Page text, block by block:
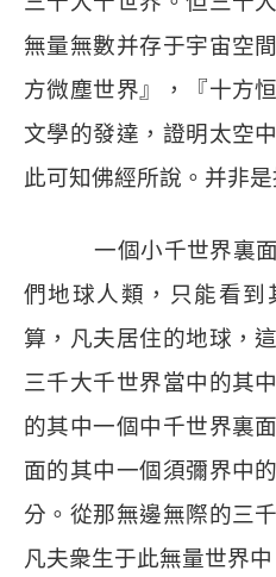
無量無數并存于宇宙空
方微塵世界』，『十方
文學的發達，證明太空
此可知佛經所說。并非是
一個小千世界裏
們地球人類，只能看到
算，凡夫居住的地球，
三千大千世界當中的其
的其中一個中千世界裏
面的其中一個須彌界中
分。從那無邊無際的三
凡夫衆生于此無量世界